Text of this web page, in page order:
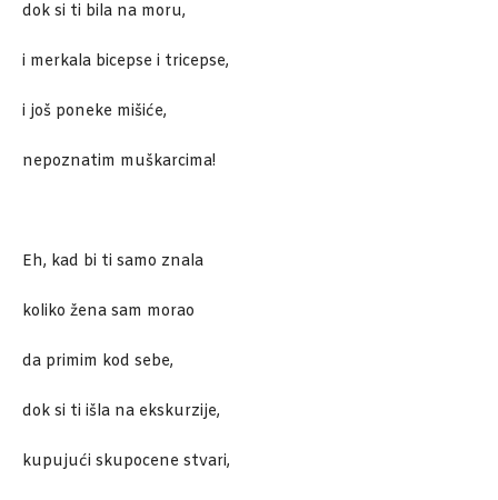
dok si ti bila na moru,
i merkala bicepse i tricepse,
i još poneke mišiće,
nepoznatim muškarcima!
Eh, kad bi ti samo znala
koliko žena sam morao
da primim kod sebe,
dok si ti išla na ekskurzije,
kupujući skupocene stvari,